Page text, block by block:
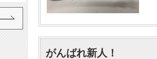
がんばれ新人！